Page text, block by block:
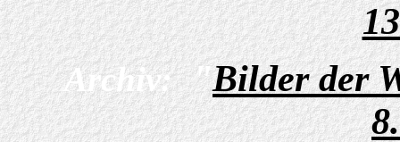
Archiv:"Bilder der